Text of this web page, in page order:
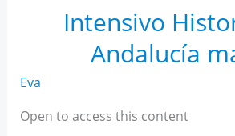
Intensivo
Andalucía
Eva
Open to access this content